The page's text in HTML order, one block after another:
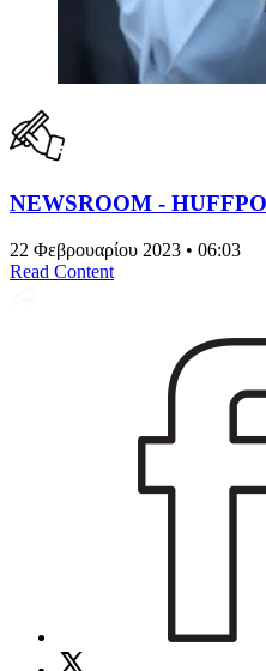
NEWSROOM -
22 Φεβρουαρίου 2023 • 06:03
Read Content